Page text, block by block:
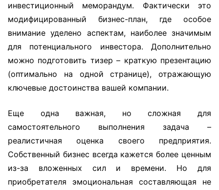
инвестиционный меморандум. Фактически это
модифицированный бизнес-план, где особое
внимание уделено аспектам, наиболее значимым
для потенциального инвестора. Дополнительно
можно подготовить тизер – краткую презентацию
(оптимально на одной странице), отражающую
ключевые достоинства вашей компании.
Еще одна важная, но сложная для
самостоятельного выполнения задача –
реалистичная оценка своего предприятия.
Собственный бизнес всегда кажется более ценным
из-за вложенных сил и времени. Но для
приобретателя эмоциональная составляющая не